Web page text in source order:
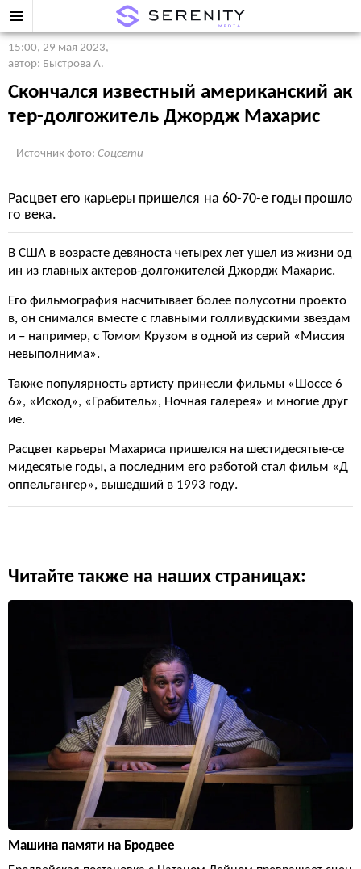
15:00, 29 мая 2023,
автор: Быстрова А.
Скончался известный американский ак
тер-долгожитель Джордж Махарис
Источник фото: Соцсети
Расцвет его карьеры пришелся на 60-70-е годы прошло
го века.
В США в возрасте девяноста четырех лет ушел из жизни од
ин из главных актеров-долгожителей Джордж Махарис.
Его фильмография насчитывает более полусотни проекто
в, он снимался вместе с главными голливудскими звездам
и – например, с Томом Крузом в одной из серий «Миссия
невыполнима».
Также популярность артисту принесли фильмы «Шоссе 6
6», «Исход», «Грабитель», Ночная галерея» и многие друг
ие.
Расцвет карьеры Махариса пришелся на шестидесятые-се
мидесятые годы, а последним его работой стал фильм «Д
оппельгангер», вышедший в 1993 году.
Читайте также на наших страницах:
Машина памяти на Бродвее